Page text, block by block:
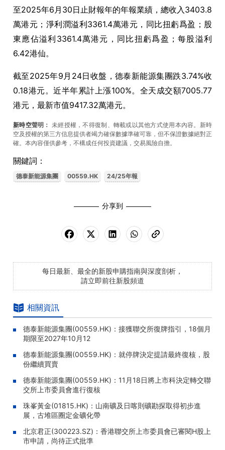
至2025年6月30日止財報年的年報業績，總收入3403.8
萬港元；淨利潤溢利3361.4萬港元，同比扭虧爲盈；股
東應佔溢利3361.4萬港元，同比扭虧爲盈；每股溢利
6.42港仙。
截至2025年9月24日收盤，德泰新能源集團跌3.74%收
0.18港元。近半年累計上漲100%。全天成交額7005.77
港元，最新市值9417.32萬港元。
新時空聲明： 未經授權，不得復制、轉載或以其他方式使用本內容。新時
空及授權的第三方信息提供者竭力確保數據準確可靠，但不保證數據絕對正
確。本內容僅供參考，不構成任何投資建議，交易風險自擔。
關鍵詞：
德泰新能源集團 00559.HK 24/25年報
分享到
每日最新、最全的新股申購指南與深度剖析，
請立即前往新股頻道
相關資訊
德泰新能源集團(00559.HK)：接獲聯交所復牌指引，18個月
期限至2027年10月12
德泰新能源集團(00559.HK)：就停牌決定提請最終復核，股
份繼續買賣
德泰新能源集團(00559.HK)：11月18日將上市科決定轉交聯
交所上市委員會進行復核
珠峯黃金(01815.HK)：山南礦及日喀則礦勘探取得初步進
展，古堆區圈定金礦化帶
北京君正(300223.SZ)：香港聯交所上市委員會已審閱H股上
市申請，尚待正式批準